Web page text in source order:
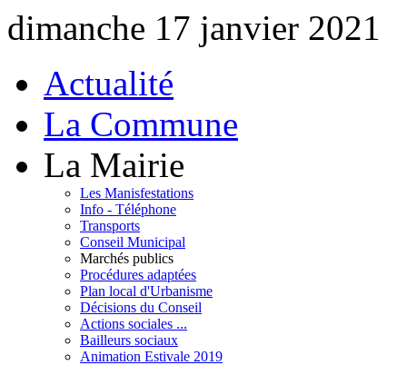
dimanche 17 janvier 2021
Actualité
La Commune
La Mairie
Les Manisfestations
Info - Téléphone
Transports
Conseil Municipal
Marchés publics
Procédures adaptées
Plan local d'Urbanisme
Décisions du Conseil
Actions sociales ...
Bailleurs sociaux
Animation Estivale 2019